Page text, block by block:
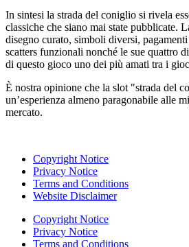
In sintesi la strada del coniglio si rivela
classiche che siano mai state pubblicate.
disegno curato, simboli diversi,
scatters funzionali nonché le sue quattro
di questo gioco uno dei più amati tra i
È nostra opinione che la slot "strada del
un’esperienza almeno paragonabile alle
mercato.
Copyright Notice
Privacy Notice
Terms and Conditions
Website Disclaimer
Copyright Notice
Privacy Notice
Terms and Conditions